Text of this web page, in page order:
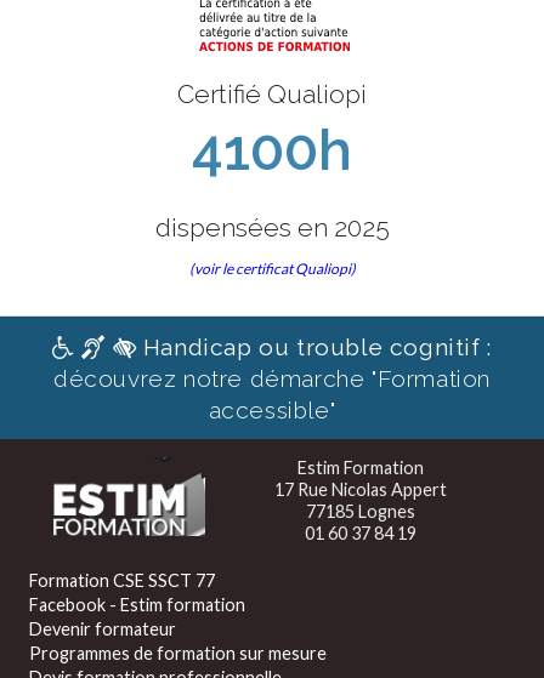
Certifié Qualiopi
4100h
dispensées en 2025
(voir le certificat Qualiopi)
Handicap ou trouble cognitif :
découvrez notre démarche "Formation
accessible"
Estim Formation
17 Rue Nicolas Appert
77185 Lognes
01 60 37 84 19
Formation CSE SSCT 77
Facebook - Estim formation
Devenir formateur
Programmes de formation sur mesure